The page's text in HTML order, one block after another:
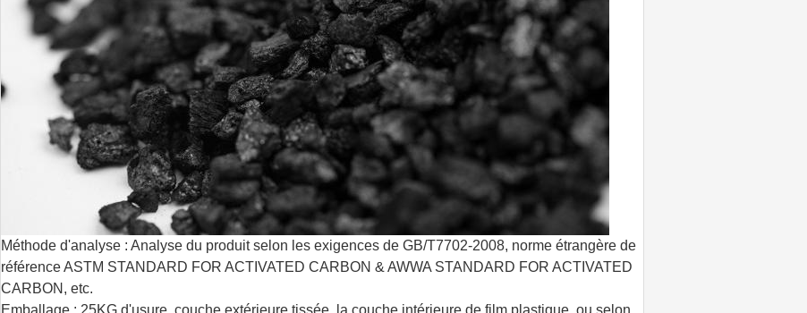
Méthode d'analyse : Analyse du produit selon les exigences de GB/T7702-2008, norme étrangère de
référence ASTM STANDARD FOR ACTIVATED CARBON & AWWA STANDARD FOR ACTIVATED
CARBON, etc.
Emballage : 25KG d'usure, couche extérieure tissée, la couche intérieure de film plastique, ou selon